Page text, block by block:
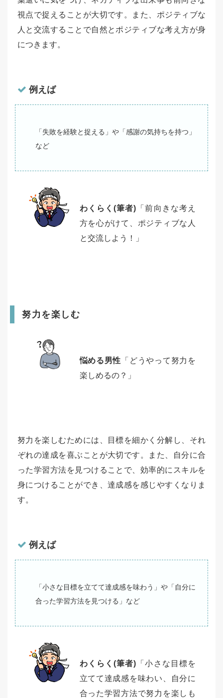
視点で捉えることが大切です。また、ポジティブな
人と交流することで自然とポジティブな考え方が身
につきます。
例えば
「失敗を経験と捉える」や「感謝の気持ちを持つ」
など
わくらく(筆者) 「前向きな考え
方を心がけて、ポジティブな人
と交流しよう！」
努力を楽しむ
悩める男性 「どうやって努力を
楽しめるの？」
努力を楽しむためには、目標を細かく分解し、それ
ぞれの達成を喜ぶことが大切です。また、自分に合
った学習方法を見つけることで、効率的にスキルを
身につけることができ、達成感を感じやすくなりま
す。
例えば
「小さな目標を立てて達成感を味わう」や「自分に
合った学習方法を見つける」など
わくらく(筆者) 「小さな目標を
立てて達成感を味わい、自分に
合った学習方法で努力を楽しも